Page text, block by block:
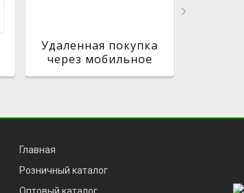
Удаленная покупка
через мобильное
приложение
Главная
Розничный каталог